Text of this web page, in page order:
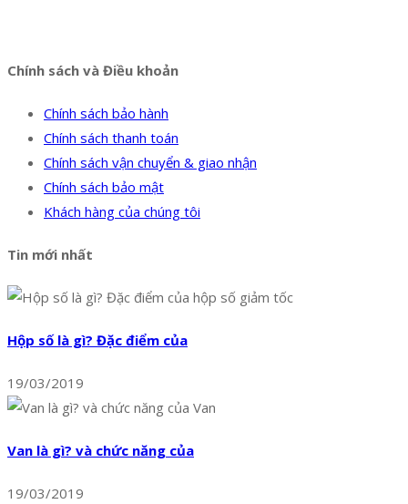
Chính sách và Điều khoản
Chính sách bảo hành
Chính sách thanh toán
Chính sách vận chuyển & giao nhận
Chính sách bảo mật
Khách hàng của chúng tôi
Tin mới nhất
Hộp số là gì? Đặc điểm của
19/03/2019
Van là gì? và chức năng của
19/03/2019